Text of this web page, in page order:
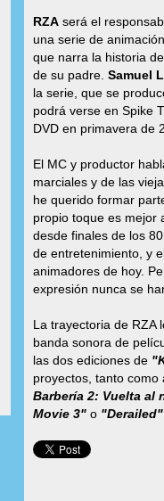
RZAserá el
una serie de
que narra la historia
de su padre. Samuel
la serie, que se
podrá verse en Spike
DVD en primavera de
El MC y productor
marciales y de las
he querido formar
propio toque es mejor
desde finales de los
de entretenimiento, y
animadores de hoy.
expresión nunca se
La trayectoria de RZA
banda sonora de
las dos ediciones de
proyectos, tanto
Barbería 2: Vuelta al
Movie 3"o "Derailed"